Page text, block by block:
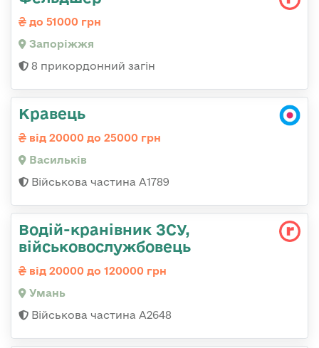
до 51000 грн
Запоріжжя
8 прикордонний загін
Кравець
від 20000 до 25000 грн
Васильків
Військова частина А1789
Водій-кранівник ЗСУ,
військовослужбовець
від 20000 до 120000 грн
Умань
Військова частина А2648